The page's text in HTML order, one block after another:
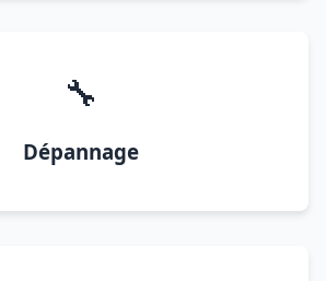
🔧
Dépannage